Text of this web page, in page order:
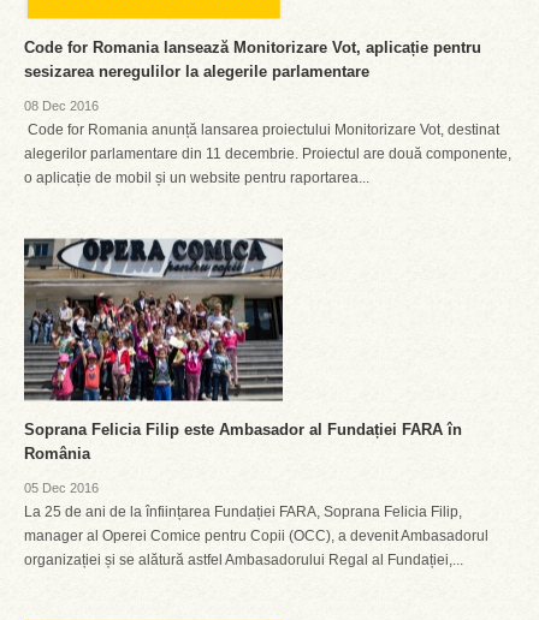
Code for Romania lansează Monitorizare Vot, aplicație pentru
sesizarea neregulilor la alegerile parlamentare
08 Dec 2016
Code for Romania anunță lansarea proiectului Monitorizare Vot, destinat
alegerilor parlamentare din 11 decembrie. Proiectul are două componente,
o aplicație de mobil și un website pentru raportarea...
Soprana Felicia Filip este Ambasador al Fundației FARA în
România
05 Dec 2016
La 25 de ani de la înființarea Fundației FARA, Soprana Felicia Filip,
manager al Operei Comice pentru Copii (OCC), a devenit Ambasadorul
organizației și se alătură astfel Ambasadorului Regal al Fundației,...